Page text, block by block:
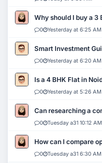
Why should I buy a 3
0 Yesterday at 6:25 AM
Smart Investment
0 Yesterday at 6:20 AM
Is a 4 BHK Flat in
0 Yesterday at 5:26 AM
Can researching a
0 Tuesday a31 10:12 AM
How can I compare
0 Tuesday a31 6:30 AM